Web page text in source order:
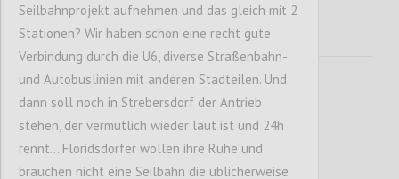
Seilbahnprojekt aufnehmen und das gleich mit 2
Stationen? Wir haben schon eine recht gute
Verbindung durch die U6, diverse Straßenbahn-
und Autobuslinien mit anderen Stadteilen. Und
dann soll noch in Strebersdorf der Antrieb
stehen, der vermutlich wieder laut ist und 24h
rennt… Floridsdorfer wollen ihre Ruhe und
brauchen nicht eine Seilbahn die üblicherweise